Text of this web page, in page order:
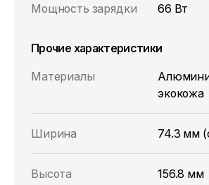
Мощность зарядки 66 Вт
Прочие характеристики
Материалы
экокожа
Ширина 74.3 мм
Высота 156.8 мм